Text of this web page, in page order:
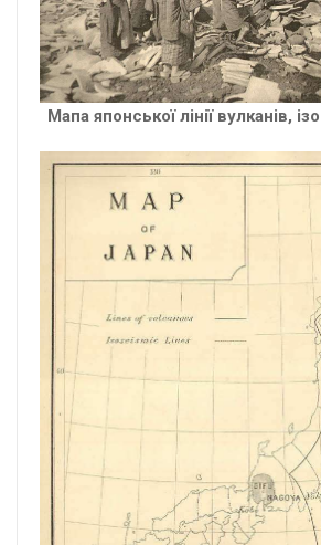
Мапа японської лінії вулканів,